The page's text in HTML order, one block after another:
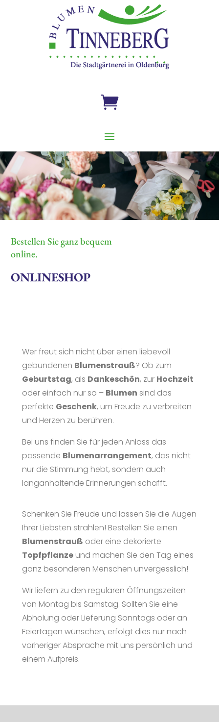

Gärtnerei
Bestellen Sie ganz bequem
online.
ONLINESHOP
Wer freut sich nicht über einen liebevoll
gebundenen Blumenstrauß? Ob zum
Geburtstag, als Dankeschön, zur Hochzeit
oder einfach nur so – Blumen sind das
perfekte Geschenk, um Freude zu verbreiten
und Herzen zu berühren.
Bei uns finden Sie für jeden Anlass das
passende Blumenarrangement, das nicht
nur die Stimmung hebt, sondern auch
langanhaltende Erinnerungen schafft.
Schenken Sie Freude und lassen Sie die Augen
Ihrer Liebsten strahlen! Bestellen Sie einen
Blumenstrauß oder eine dekorierte
Topfpflanzeund machen Sie den Tag eines
ganz besonderen Menschen unvergesslich!
Wir liefern zu den regulären Öffnungszeiten
von Montag bis Samstag. Sollten Sie eine
Abholung oder Lieferung Sonntags oder an
Feiertagen wünschen, erfolgt dies nur nach
vorheriger Absprache mit uns persönlich und
einem Aufpreis.